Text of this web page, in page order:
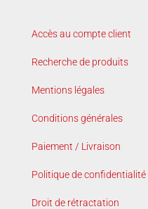
Accès au compte client
Recherche de produits
Mentions légales
Conditions générales
Paiement / Livraison
Politique de confidentialité
Droit de rétractation